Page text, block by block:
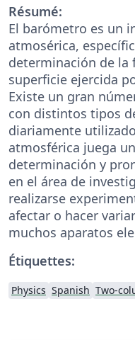
Résumé:
El barómetro es un
atmosérica,
determinación de la
superficie ejercida
Existe un gran
con distintos tipos
diariamente
atmosférica juega
determinación y
en el área de
realizarse
afectar o hacer
muchos aparatos
Étiquettes:
Physics Spanish Two-